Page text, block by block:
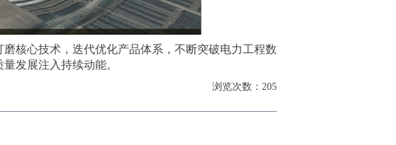
核心技术，迭代优化产品体系，不断突破电力工程数
发展注入持续动能。
浏览次数：205